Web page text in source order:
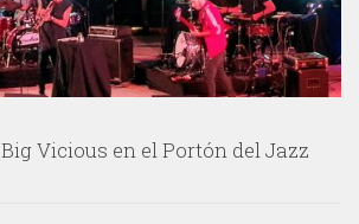
Vicious en el Portón del Jazz